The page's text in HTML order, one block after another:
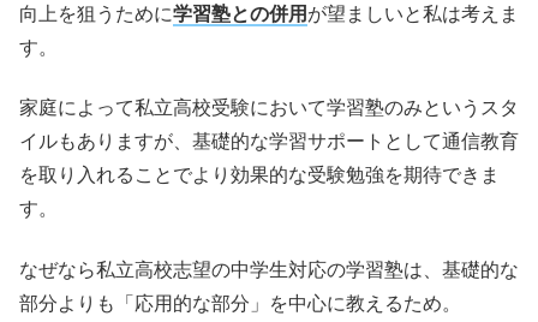
向上を狙うために学習塾との併用 が望ましいと私は考えま
す。
家庭によって私立高校受験において学習塾のみというスタ
イルもありますが、基礎的な学習サポートとして通信教育
を取り入れることでより効果的な受験勉強を期待できま
す。
なぜなら私立高校志望の中学生対応の学習塾は、基礎的な
部分よりも「応用的な部分」を中心に教えるため。